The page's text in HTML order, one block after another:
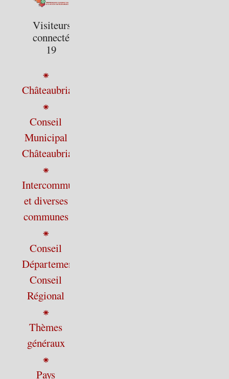
Visiteurs
connectés :
19
⁕
Châteaubriant
⁕
Conseil
Municipal
Châteaubriant
⁕
Intercommunalité
et diverses
communes
⁕
Conseil
Départemental,
Conseil
Régional
⁕
Thèmes
généraux
⁕
Pays